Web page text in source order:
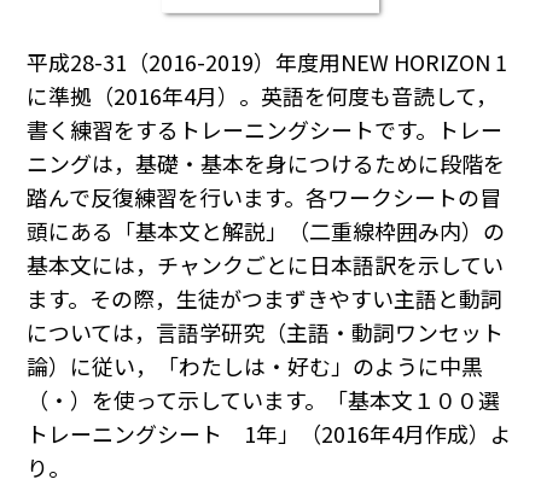
平成28-31（2016-2019）年度用NEW HORIZON 1
に準拠（2016年4月）。英語を何度も音読して，
書く練習をするトレーニングシートです。トレー
ニングは，基礎・基本を身につけるために段階を
踏んで反復練習を行います。各ワークシートの冒
頭にある「基本文と解説」（二重線枠囲み内）の
基本文には，チャンクごとに日本語訳を示してい
ます。その際，生徒がつまずきやすい主語と動詞
については，言語学研究（主語・動詞ワンセット
論）に従い，「わたしは・好む」のように中黒
（・）を使って示しています。「基本文１００選
トレーニングシート 1年」（2016年4月作成）よ
り。